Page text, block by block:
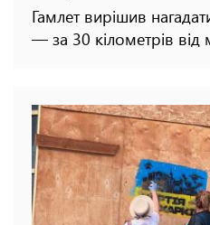
Гамлет вирішив
— за 30 кілометрів від